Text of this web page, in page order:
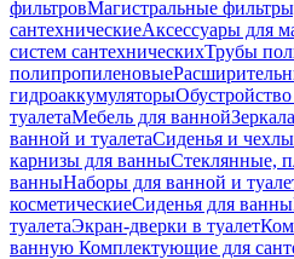
фильтровМагистральные
сантехническиеАксессуары для
систем сантехническихТрубы
полипропиленовые
гидроаккумуляторы
туалетаМебель для ванной
ванной и туалетаСиденья и чехлы
карнизы для ванныСтеклянные,
ванныНаборы для ванной и
косметическиеСиденья для ванны
туалетаЭкран-дверки в туалет
ванную Комплектующие для